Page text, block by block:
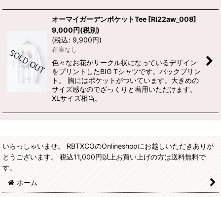
オーマイガーデンポケットTee [RI22aw_008]
9,000円(税別)
(税込: 9,900円)
在庫なし
色々なお花がサークル状になっているデザイン
をプリントしたBIG Tシャツです。バックプリン
ト。 胸にはポケットがついています。大きめの
サイズ感なのでざっくりと着用いただけます。
XLサイズ相当。
いらっしゃいませ。 RBTXCOのOnlineshopにお越しいただきありが
とうございます。 税込11,000円以上お買い上げの方は送料無料で
す。
ホーム